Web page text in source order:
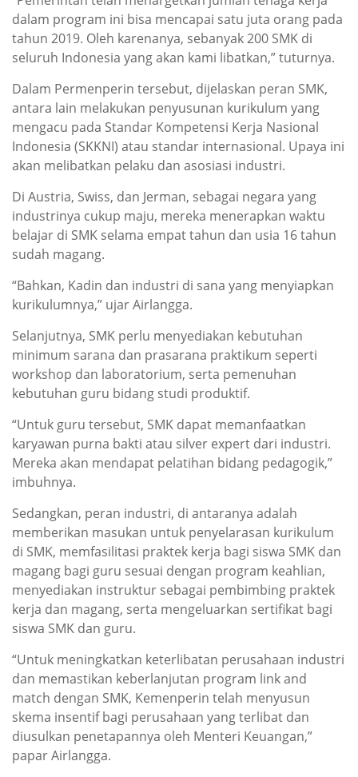
dalam program ini bisa mencapai satu juta orang pada
tahun 2019. Oleh karenanya, sebanyak 200 SMK di
seluruh Indonesia yang akan kami libatkan,” tuturnya.
Dalam Permenperin tersebut, dijelaskan peran SMK,
antara lain melakukan penyusunan kurikulum yang
mengacu pada Standar Kompetensi Kerja Nasional
Indonesia (SKKNI) atau standar internasional. Upaya ini
akan melibatkan pelaku dan asosiasi industri.
Di Austria, Swiss, dan Jerman, sebagai negara yang
industrinya cukup maju, mereka menerapkan waktu
belajar di SMK selama empat tahun dan usia 16 tahun
sudah magang.
“Bahkan, Kadin dan industri di sana yang menyiapkan
kurikulumnya,” ujar Airlangga.
Selanjutnya, SMK perlu menyediakan kebutuhan
minimum sarana dan prasarana praktikum seperti
workshop dan laboratorium, serta pemenuhan
kebutuhan guru bidang studi produktif.
“Untuk guru tersebut, SMK dapat memanfaatkan
karyawan purna bakti atau silver expert dari industri.
Mereka akan mendapat pelatihan bidang pedagogik,”
imbuhnya.
Sedangkan, peran industri, di antaranya adalah
memberikan masukan untuk penyelarasan kurikulum
di SMK, memfasilitasi praktek kerja bagi siswa SMK dan
magang bagi guru sesuai dengan program keahlian,
menyediakan instruktur sebagai pembimbing praktek
kerja dan magang, serta mengeluarkan sertifikat bagi
siswa SMK dan guru.
“Untuk meningkatkan keterlibatan perusahaan industri
dan memastikan keberlanjutan program link and
match dengan SMK, Kemenperin telah menyusun
skema insentif bagi perusahaan yang terlibat dan
diusulkan penetapannya oleh Menteri Keuangan,”
papar Airlangga.